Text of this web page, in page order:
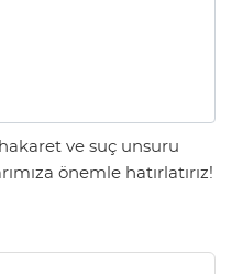
ve suç unsuru
önemle hatırlatırız!